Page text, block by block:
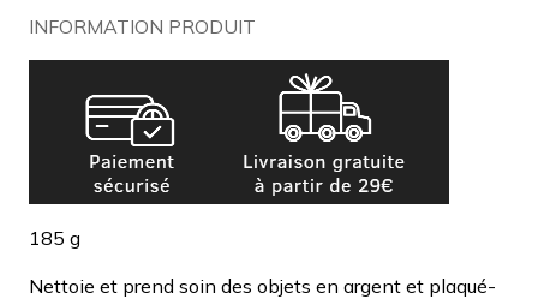
INFORMATION PRODUIT
185 g
Nettoie et prend soin des objets en argent et plaqué-